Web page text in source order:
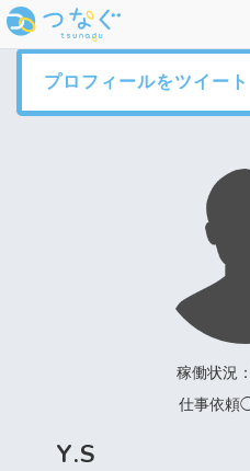
プロフィールをツイート
稼働状況
仕事依頼
Y.S